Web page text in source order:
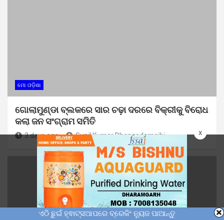
x
ମୋ ଓଡ଼ିଶା
ଗୋଲାମୁଣ୍ଡା ବ୍ଲକରେ ସାର ଚଢ଼ା ଦରରେ ବିକ୍ରୀକୁ ବିରୋଧ
କଲା ଜନ ସଂଗ୍ରାମ ସମିତି
3 days ago Sunil Kumar Dhangadamajhi
ଏଠି ଛୁଇଁ ହ୍ଵାଟ୍ସଆପରେ ବ୍ରେକିଂ ନ୍ୟୁଜ ପାଆନ୍ତୁ